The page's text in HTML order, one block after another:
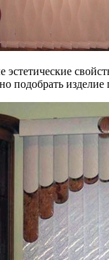
эстетические
подобрать изделие